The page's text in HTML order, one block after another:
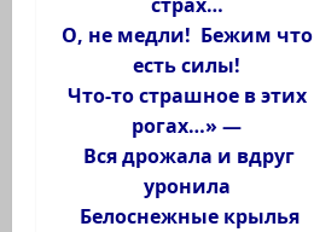
О, не медли! Бежим что
есть силы!
Что-то страшное в этих
рогах…» —
Вся дрожала и вдруг
уронила
Белоснежные крылья